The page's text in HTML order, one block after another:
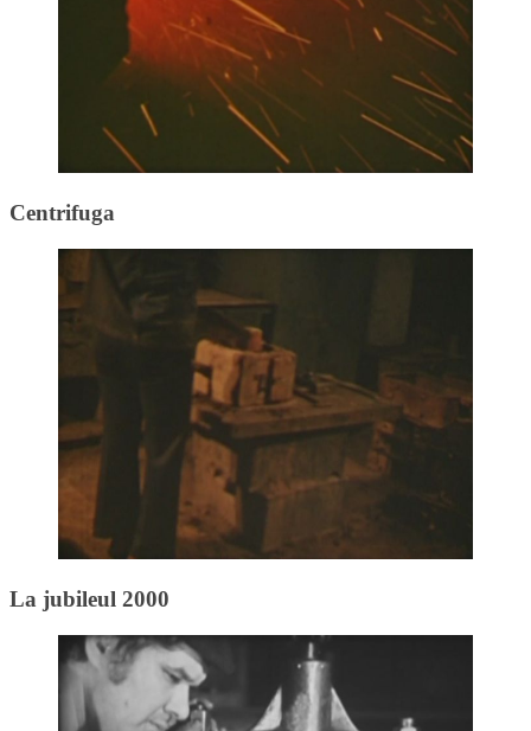
Centrifuga
La jubileul 2000